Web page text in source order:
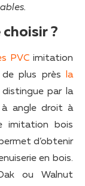
choisir ?
PVCimitation
plus près
la
par la
à angle droit à
imitation bois
d’obtenir
en bois.
ou Walnut